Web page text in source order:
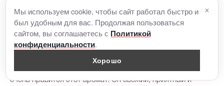
Аромат Estee Lauder
«Я была очень взволнована, когда мне предложили стать
лицом Beautiful Magnolia, потому что мне действительно
очень нравится этот аромат. Он свежий, приятный и
Мы используем cookie, чтобы сайт работал быстро и
был удобным для вас. Продолжая пользоваться
сайтом, вы соглашаетесь с Политикой
конфиденциальности.
Хорошо
×